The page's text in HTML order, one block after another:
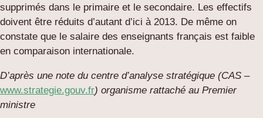
supprimés dans le primaire et le secondaire. Les effectifs
doivent être réduits d’autant d’ici à 2013. De même on
constate que le salaire des enseignants français est faible
en comparaison internationale.
D’après une note du centre d’analyse stratégique (CAS –
www.strategie.gouv.fr) organisme rattaché au Premier
ministre